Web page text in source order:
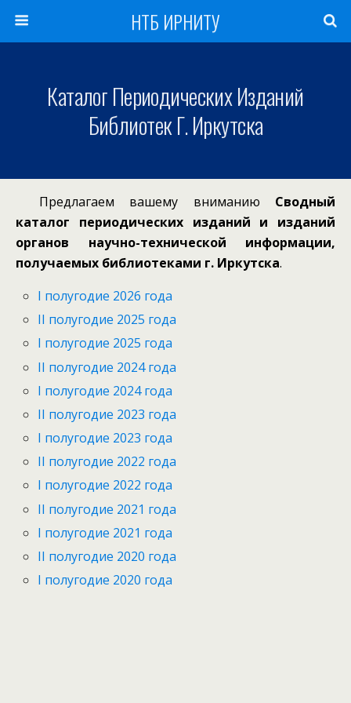
НТБ ИРНИТУ
Каталог Периодических Изданий
Библиотек Г. Иркутска
Предлагаем вашему вниманию Сводный
каталог периодических изданий и изданий
органов научно-технической информации,
получаемых библиотеками г. Иркутска.
I полугодие 2026 года
II полугодие 2025 года
I полугодие 2025 года
II полугодие 2024 года
I полугодие 2024 года
II полугодие 2023 года
I полугодие 2023 года
II полугодие 2022 года
I полугодие 2022 года
II полугодие 2021 года
I полугодие 2021 года
II полугодие 2020 года
I полугодие 2020 года